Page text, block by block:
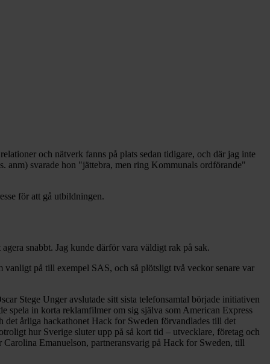
och nätverk fanns på plats sedan tidigare, och där jag inte
anm) svarade hon "jättebra, men ring Kommunals ordförande"
för att gå utbildningen.
snabbt. Jag kunde därför vara väldigt rak på sak.
på till exempel SAS, och så plötsligt två veckor senare var
Stege Unger avslutade sitt sista telefonsamtal började initiativen
spela in korta reklamfilmer om sig själva som American Express
årliga hackathonet Hack for Sweden förvandlades till det
hur Sverige sluter upp på så kort tid – utvecklare, företag och
Emanuelson, partneransvarig på Hack for Sweden, till